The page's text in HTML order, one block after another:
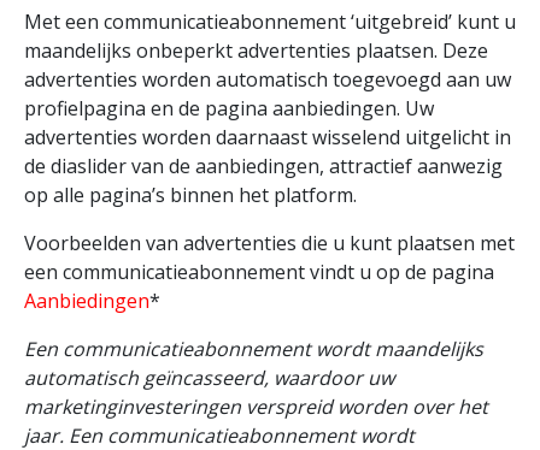
Met een communicatieabonnement ‘uitgebreid’ kunt u
maandelijks onbeperkt advertenties plaatsen. Deze
advertenties worden automatisch toegevoegd aan uw
profielpagina en de pagina aanbiedingen. Uw
advertenties worden daarnaast wisselend uitgelicht in
de diaslider van de aanbiedingen, attractief aanwezig
op alle pagina’s binnen het platform.
Voorbeelden van advertenties die u kunt plaatsen met
een communicatieabonnement vindt u op de pagina
Aanbiedingen*
Een communicatieabonnement wordt maandelijks
automatisch geïncasseerd, waardoor uw
marketinginvesteringen verspreid worden over het
jaar. Een communicatieabonnement wordt